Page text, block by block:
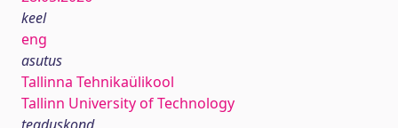
keel
eng
asutus
Tallinna Tehnikaülikool
Tallinn University of Technology